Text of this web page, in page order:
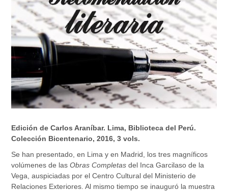
Edición de Carlos Araníbar. Lima, Biblioteca del Perú.
Colección Bicentenario, 2016, 3 vols.
Se han presentado, en Lima y en Madrid, los tres magníficos
volúmenes de lasObras Completas del Inca Garcilaso de la
Vega, auspiciadas por el Centro Cultural del Ministerio de
Relaciones Exteriores. Al mismo tiempo se inauguró la muestra